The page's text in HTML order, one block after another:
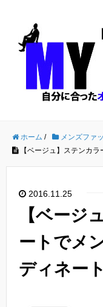
ホーム / メンズファ
【ベージュ】ステンカ
2016.11.25
【ベージ
ートでメ
ディネート